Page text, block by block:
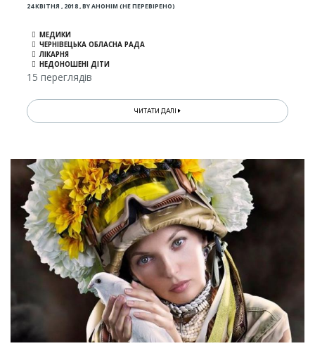
24 КВІТНЯ , 2018,BYАНОНІМ (НЕ ПЕРЕВІРЕНО)
МЕДИКИ
ЧЕРНІВЕЦЬКА ОБЛАСНА РАДА
ЛІКАРНЯ
НЕДОНОШЕНІ ДІТИ
15 переглядів
ЧИТАТИ ДАЛІ